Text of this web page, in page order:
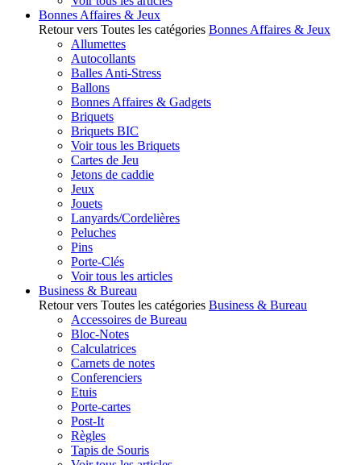
Bonnes Affaires & Jeux
Retour vers Toutes les catégories Bonnes Affaires & Jeux
Allumettes
Autocollants
Balles Anti-Stress
Ballons
Bonnes Affaires & Gadgets
Briquets
Briquets BIC
Voir tous les Briquets
Cartes de Jeu
Jetons de caddie
Jeux
Jouets
Lanyards/Cordelières
Peluches
Pins
Porte-Clés
Voir tous les articles
Business & Bureau
Retour vers Toutes les catégories Business & Bureau
Accessoires de Bureau
Bloc-Notes
Calculatrices
Carnets de notes
Conferenciers
Etuis
Porte-cartes
Post-It
Règles
Tapis de Souris